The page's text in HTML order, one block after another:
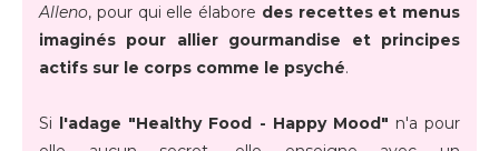
Alleno, pour qui elle élabore des recettes et menus
imaginés pour allier gourmandise et principes
actifs sur le corps comme le psyché.
Si l'adage "Healthy Food - Happy Mood" n'a pour